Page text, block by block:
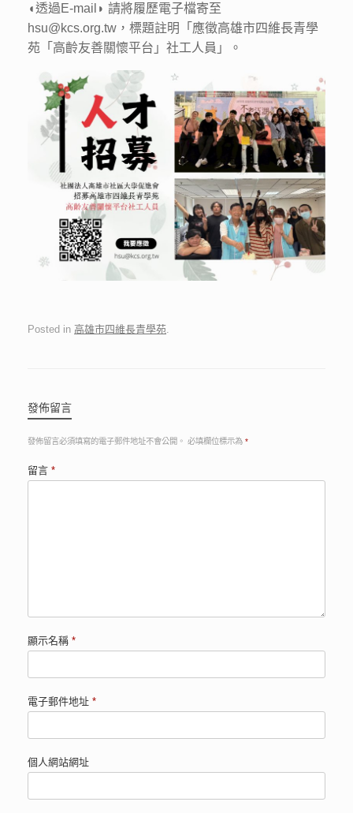
◖透過E-mail◗ 請將履歷電子檔寄至
hsu@kcs.org.tw，標題註明「應徵高雄市四維長青學
苑「高齡友善關懷平台」社工人員」。
Posted in 高雄市四維長青學苑.
發佈留言
發佈留言必須填寫的電子郵件地址不會公開。 必填欄位標示為 *
留言 *
顯示名稱 *
電子郵件地址 *
個人網站網址